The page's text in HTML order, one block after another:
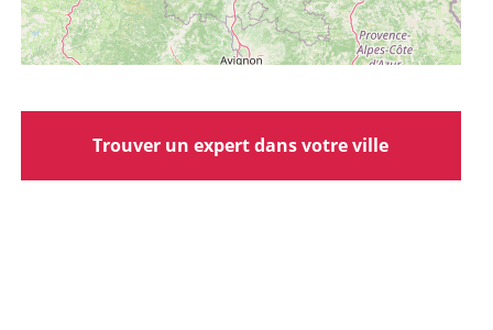
Trouver un expert dans votre ville